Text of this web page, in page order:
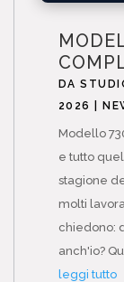
DA
2026
Modello
e tutto
stagione
molti
chiedono:
anch'io?
leggi tutto